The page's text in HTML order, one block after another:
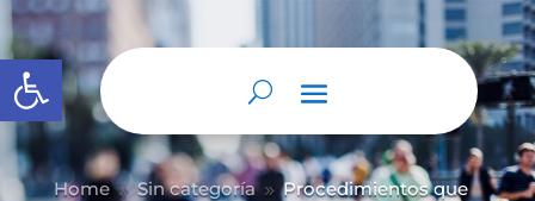
Abrir barra de herramientas
Home 9 Sin categoría 9 Procedimientos que